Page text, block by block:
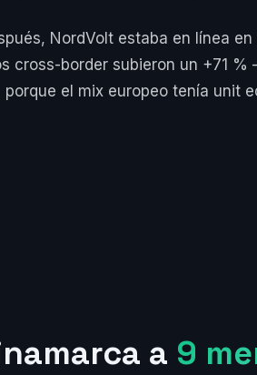
NordVolt estaba en línea
cross-border subieron un +71
el mix europeo tenía unit
a 9